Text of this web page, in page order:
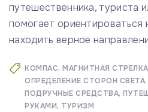
путешественника, туриста
помогает ориентироваться
находить верное
КОМПАС МАГНИТНАЯ СТРЕЛКА
ОПРЕДЕЛЕНИЕ СТОРОН СВЕТА
ПОДРУЧНЫЕ СРЕДСТВА
РУКАМИ ТУРИЗМ